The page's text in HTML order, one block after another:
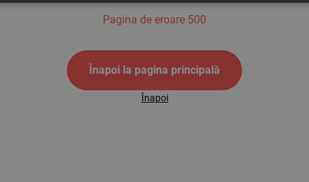
Pagina de eroare 500
Înapoi la pagina principală
Înapoi